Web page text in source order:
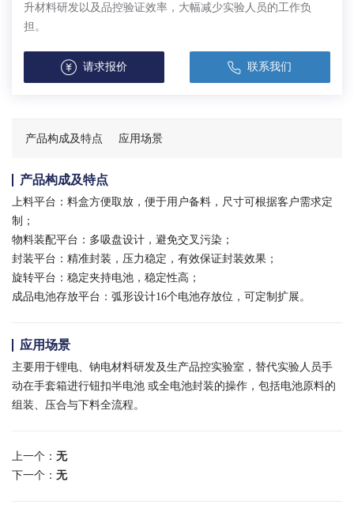
升材料研发以及品控验证效率，大幅减少实验人员的工作负
担。
请求报价 联系我们
产品构成及特点 应用场景
产品构成及特点
上料平台：料盒方便取放，便于用户备料，尺寸可根据客户需求定
制；
物料装配平台：多吸盘设计，避免交叉污染；
封装平台：精准封装，压力稳定，有效保证封装效果；
旋转平台：稳定夹持电池，稳定性高；
成品电池存放平台：弧形设计16个电池存放位，可定制扩展。
应用场景
主要用于锂电、钠电材料研发及生产品控实验室，替代实验人员手
动在手套箱进行钮扣半电池 或全电池封装的操作，包括电池原料的
组装、压合与下料全流程。
上一个： 无
下一个： 无